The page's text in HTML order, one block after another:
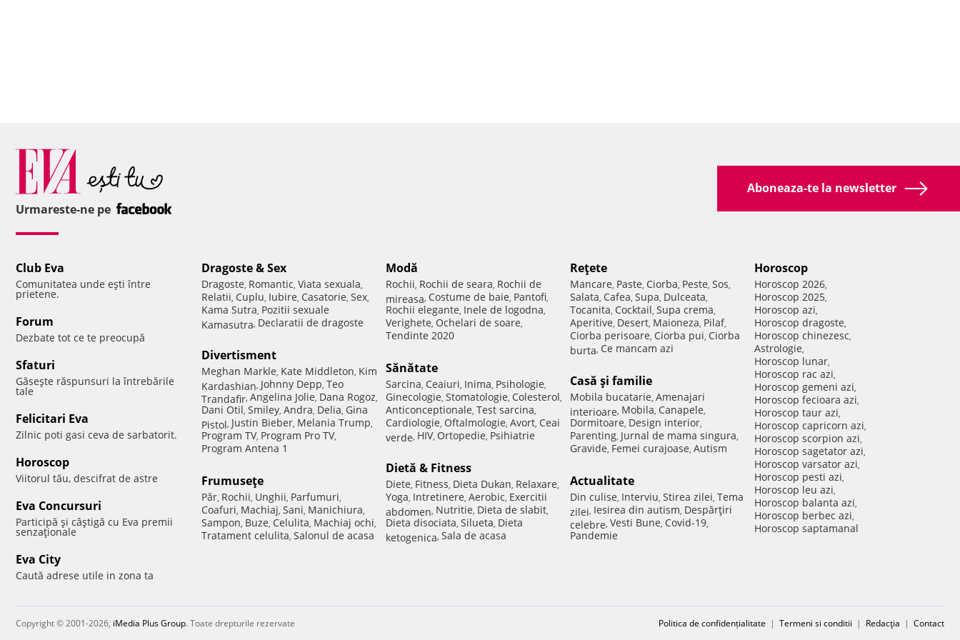
Aboneaza-te la newsletter
Urmareste-ne pe
Club Eva
Comunitatea unde eşti între
prietene.
Forum
Dezbate tot ce te preocupă
Sfaturi
Găseşte răspunsuri la întrebările
tale
Felicitari Eva
Zilnic poti gasi ceva de sarbatorit.
Horoscop
Viitorul tău, descifrat de astre
Eva Concursuri
Participă şi câştigă cu Eva premii
senzaţionale
Eva City
Caută adrese utile in zona ta
Dragoste & Sex
Dragoste, Romantic, Viata sexuala,
Relatii, Cuplu, Iubire, Casatorie, Sex,
Kama Sutra, Pozitii sexuale
Kamasutra, Declaratii de dragoste
Divertisment
Meghan Markle, Kate Middleton, Kim
Kardashian, Johnny Depp, Teo
Trandafir, Angelina Jolie, Dana Rogoz,
Dani Otil, Smiley, Andra, Delia, Gina
Pistol, Justin Bieber, Melania Trump,
Program TV, Program Pro TV,
Program Antena 1
Frumuseţe
Păr, Rochii, Unghii, Parfumuri,
Coafuri, Machiaj, Sani, Manichiura,
Sampon, Buze, Celulita, Machiaj ochi,
Tratament celulita, Salonul de acasa
Modă
Rochii, Rochii de seara, Rochii de
mireasa, Costume de baie, Pantofi,
Rochii elegante, Inele de logodna,
Verighete, Ochelari de soare,
Tendinte 2020
Sănătate
Sarcina, Ceaiuri, Inima, Psihologie,
Ginecologie, Stomatologie, Colesterol,
Anticonceptionale, Test sarcina,
Cardiologie, Oftalmologie, Avort, Ceai
verde, HIV, Ortopedie, Psihiatrie
Dietă & Fitness
Diete, Fitness, Dieta Dukan, Relaxare,
Yoga, Intretinere, Aerobic, Exercitii
abdomen, Nutritie, Dieta de slabit,
Dieta disociata, Silueta, Dieta
ketogenica, Sala de acasa
Reţete
Mancare, Paste, Ciorba, Peste, Sos,
Salata, Cafea, Supa, Dulceata,
Tocanita, Cocktail, Supa crema,
Aperitive, Desert, Maioneza, Pilaf,
Ciorba perisoare, Ciorba pui, Ciorba
burta, Ce mancam azi
Casă şi familie
Mobila bucatarie, Amenajari
interioare, Mobila, Canapele,
Dormitoare, Design interior,
Parenting, Jurnal de mama singura,
Gravide, Femei curajoase, Autism
Actualitate
Din culise, Interviu, Stirea zilei, Tema
zilei, Iesirea din autism, Despărţiri
celebre, Vesti Bune, Covid-19,
Pandemie
Horoscop
Horoscop 2026,
Horoscop 2025,
Horoscop azi,
Horoscop dragoste,
Horoscop chinezesc,
Astrologie,
Horoscop lunar,
Horoscop rac azi,
Horoscop gemeni azi,
Horoscop fecioara azi,
Horoscop taur azi,
Horoscop capricorn azi,
Horoscop scorpion azi,
Horoscop sagetator azi,
Horoscop varsator azi,
Horoscop pesti azi,
Horoscop leu azi,
Horoscop balanta azi,
Horoscop berbec azi,
Horoscop saptamanal
Copyright © 2001-2026, iMedia Plus Group. Toate drepturile rezervate Politica de confidențialitate | Termeni si conditii | Redacţia | Contact